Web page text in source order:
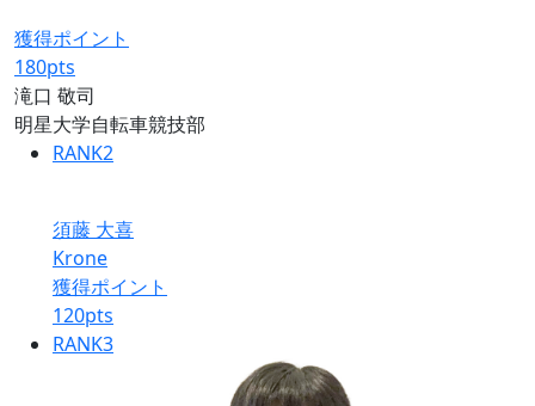
獲得ポイント
180pts
滝口 敬司
明星大学自転車競技部
RANK2
須藤 大喜
Krone
獲得ポイント
120pts
RANK3